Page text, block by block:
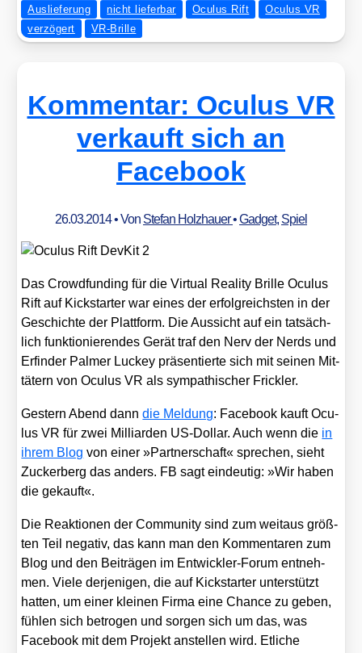
Auslieferung nicht lieferbar Oculus Rift
Oculus VR
verzögert
VR-Brille
Kommentar: Oculus VR
verkauft sich an
Facebook
26.03.2014• Von Stefan Holzhauer•Gadget, Spiel
Das Crowd­fun­ding für die Vir­tu­al Rea­li­ty Bril­le Ocu­lus
Rift auf Kick­star­ter war eines der erfolg­reichs­ten in der
Geschich­te der Platt­form. Die Aus­sicht auf ein tat­säch­
lich funk­tio­nie­ren­des Gerät traf den Nerv der Nerds und
Erfin­der Pal­mer Luckey prä­sen­tier­te sich mit sei­nen Mit­
tä­tern von Ocu­lus VR als sym­pa­thi­scher Frick­ler.
Ges­tern Abend danndie Mel­dung: Face­book kauft Ocu­
lus VR für zwei Mil­li­ar­den US-Dol­lar. Auch wenn die in
ihrem Blog von einer »Part­ner­schaft« spre­chen, sieht
Zucker­berg das anders. FB sagt ein­deu­tig: »Wir haben
die gekauft«.
Die Reak­tio­nen der Com­mu­ni­ty sind zum weit­aus größ­
ten Teil nega­tiv, das kann man den Kom­men­ta­ren zum
Blog und den Bei­trä­gen im Ent­wick­ler-Forum ent­neh­
men. Vie­le der­je­ni­gen, die auf Kick­star­ter unter­stützt
hat­ten, um einer klei­nen Fir­ma eine Chan­ce zu geben,
füh­len sich betro­gen und sor­gen sich um das, was
Face­book mit dem Pro­jekt anstel­len wird. Etli­che